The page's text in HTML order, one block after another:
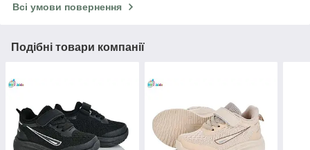
Всі умови повернення
Подібні товари компанії